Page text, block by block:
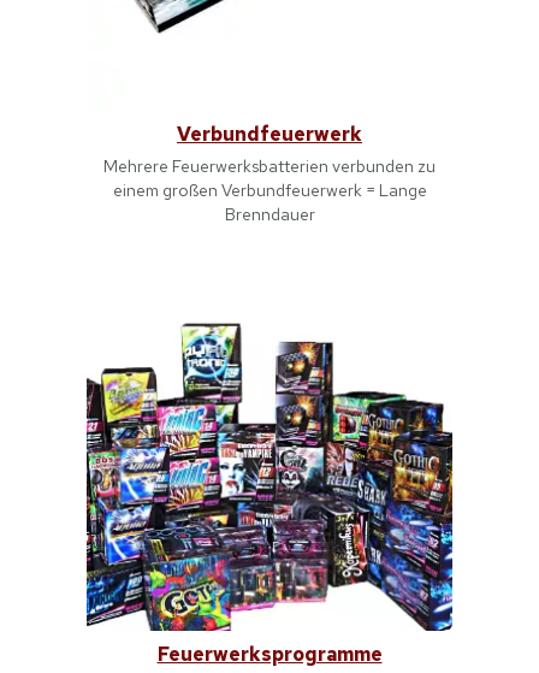
Verbundfeuerwerk
Mehrere Feuerwerksbatterien verbunden zu
einem großen Verbundfeuerwerk = Lange
Brenndauer
Feuerwerksprogramme